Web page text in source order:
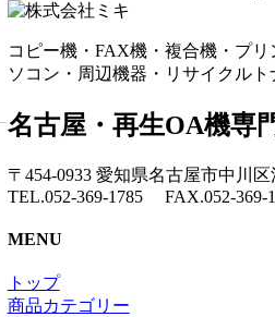
コピー機・FAX機・複合機・プ
ソコン・周辺機器・リサイクルト
名古屋・再生OA機専
〒454-0933 愛知県名古屋市中川区
TEL.052-369-1785 FAX.052-369-
MENU
トップ
商品カテゴリー